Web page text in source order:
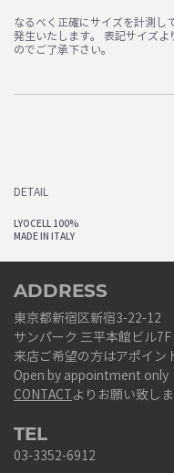
なるべく正確にサイズを計測し
発生いたします。 表記サイズ
のでご了承下さい。
DETAIL
LYOCELL 100%
MADE IN ITALY
ADDRESS
東京都新宿区新宿3-22-12
サンパーク 三平本館ビル7F
来店ご希望の方はアポイン
Open by appointment only
CONTACTよりお願い致しま
TEL
03-3352-6912